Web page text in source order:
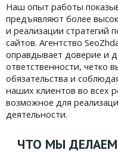
Наш опыт работы
предъявляют более
и реализации стратегий
сайтов. Агентство
оправдывает доверие и
ответственности, четко
обязательства и
наших клиентов во всех
возможное для
деятельности.
ЧТО МЫ